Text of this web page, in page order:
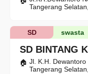
Tangerang
SD BINTANG
swasta
SD
Jl. K.H.
Tangerang